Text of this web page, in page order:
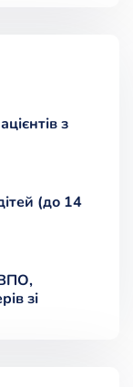
з
(до 14
зі